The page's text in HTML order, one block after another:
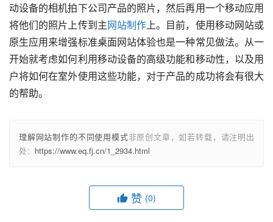
动设备的相机拍下公司产品的照片，然后再用一个移动应用
将他们的照片上传到主网站制作上。目前，使用移动网站或
原生应用来增强标准桌面网站体验也是一种常见做法。从一
开始就考虑如何利用移动设备的高级功能和移动性，以及用
户将如何在室外使用这些功能，对于产品的成功将会有很大
理解网站制作的不同使用模式非原创文章，如若转载，请注明出
处： https://www.eq.fj.cn/1_2934.html
赞 (0)